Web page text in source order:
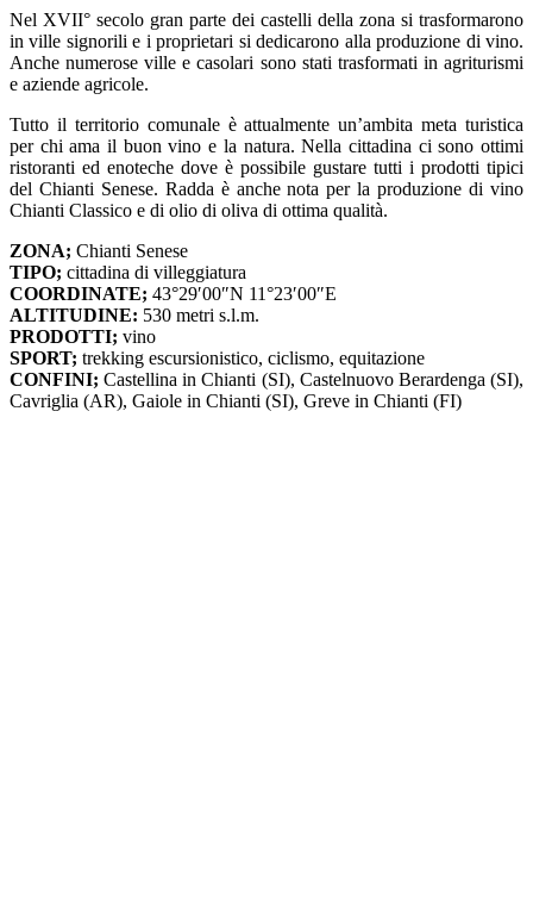
Nel XVII° secolo gran parte dei castelli della zona si trasformarono
in ville signorili e i proprietari si dedicarono alla produzione di vino.
Anche numerose ville e casolari sono stati trasformati in agriturismi
e aziende agricole.
Tutto il territorio comunale è attualmente un’ambita meta turistica
per chi ama il buon vino e la natura. Nella cittadina ci sono ottimi
ristoranti ed enoteche dove è possibile gustare tutti i prodotti tipici
del Chianti Senese. Radda è anche nota per la produzione di vino
Chianti Classico e di olio di oliva di ottima qualità.
ZONA; Chianti Senese
TIPO; cittadina di villeggiatura
COORDINATE; 43°29′00″N 11°23′00″E
ALTITUDINE: 530 metri s.l.m.
PRODOTTI; vino
SPORT; trekking escursionistico, ciclismo, equitazione
CONFINI; Castellina in Chianti (SI), Castelnuovo Berardenga (SI),
Cavriglia (AR), Gaiole in Chianti (SI), Greve in Chianti (FI)